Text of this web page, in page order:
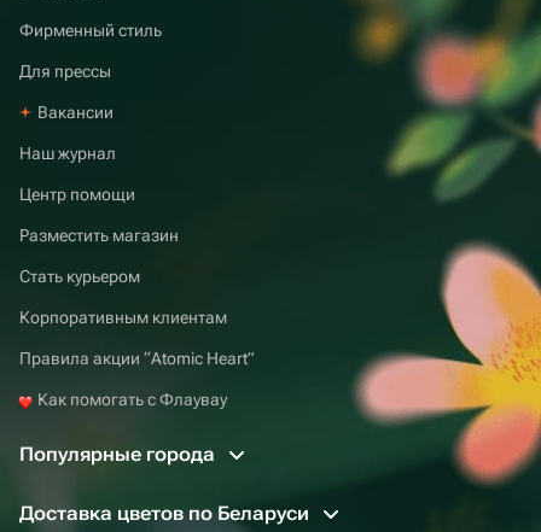
Фирменный стиль
Для прессы
Вакансии
Наш журнал
Центр помощи
Разместить магазин
Стать курьером
Корпоративным клиентам
Правила акции “Atomic Heart”
Как помогать с Флаувау
Популярные города
Доставка цветов по Беларуси